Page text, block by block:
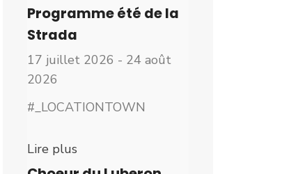
Programme été de la
Strada
17 juillet 2026 - 24 août
2026
#_LOCATIONTOWN
Lire plus